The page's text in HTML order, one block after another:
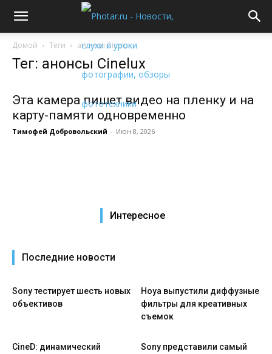
Домой Теги анонсы Cinelux
Тег: анонсы Cinelux
Эта камера пишет видео на пленку и на
карту-памяти одновременно
Тимофей Добровольский - Июн 8, 2026
Интересное
Последние новости
Sony тестирует шесть новых
объективов
Hoya выпустили диффузные
фильтры для креативных
съемок
CineD: динамический
Sony представили самый